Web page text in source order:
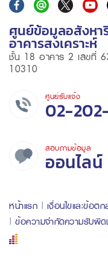
ศูนย์ข้อมูลอสังหา
อาคารสงเคราะห์
ชั้น 18 อาคาร 2 เลขที่
10310
ศูนย์รับแจ้ง
02-
สอบถามข้อมูล
ออนไลน์
หน้าแรก เงื่อนไขและข้อต
ข้อความจำกัดความรับผิ